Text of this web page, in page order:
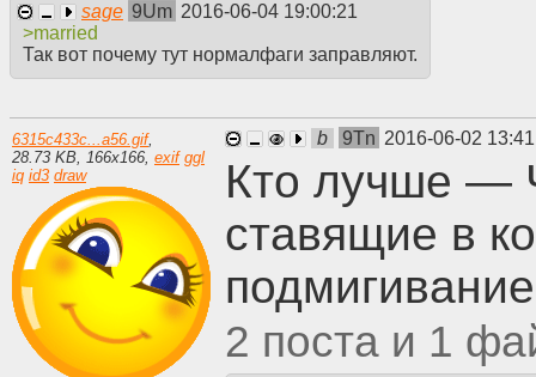
sage 9Um 2016-06-04 19:00:21
>married
Так вот почему тут нормалфаги заправляют.
6315c433c...a56.gif,
28.73 KB, 166x166, exif ggl
iq id3 draw
b 9Tn 2016-06-02
Кто лучше —
ставящие в
2 1